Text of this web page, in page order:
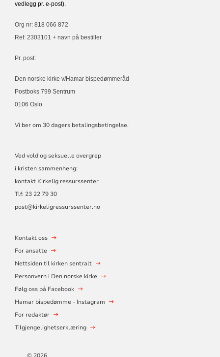
vedlegg pr. e-post).
Org nr: 818 066 872
Ref: 2303101 + navn på bestiller
Pr. post:
Den norske kirke v/Hamar bispedømmeråd
Postboks 799 Sentrum
0106 Oslo
Vi ber om 30 dagers betalingsbetingelse.
Ved vold og seksuelle overgrep
i kristen sammenheng:
kontakt Kirkelig ressurssenter
Tlf: 23 22 79 30
post@kirkeligressurssenter.no
Kontakt oss
For ansatte
Nettsiden til kirken sentralt
Personvern i Den norske kirke
Følg oss på Facebook
Hamar bispedømme - Instagram
For redaktør
Tilgjengelighetserklæring